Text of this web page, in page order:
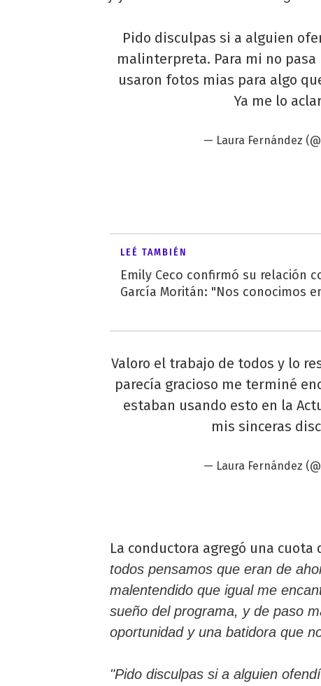
Pido disculpas si a alguien
malinterpreta. Para mi no pasa
usaron fotos mias para algo
Ya me lo
— Laura Fernández
LEÉ TAMBIÉN
Emily Ceco confirmó su relación
García Moritán: "Nos conocimos
Valoro el trabajo de todos y lo
parecía gracioso me terminé
estaban usando esto en la
mis sinceras
— Laura Fernández
La conductora agregó una cuota
todos pensamos que eran de
malentendido que igual me
sueño del programa, y de paso
oportunidad y una batidora que
"Pido disculpas si a alguien